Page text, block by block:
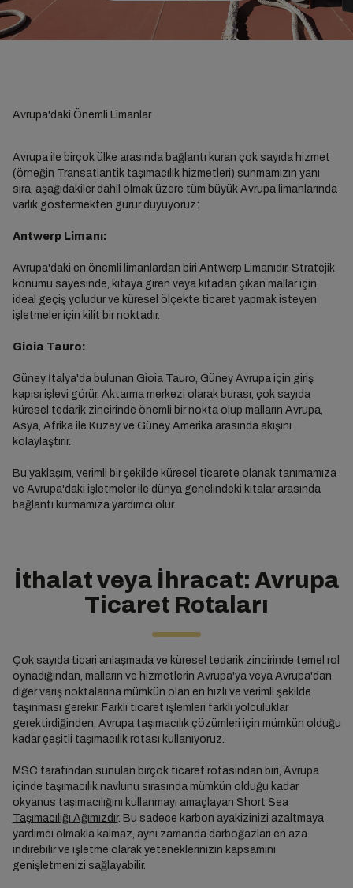
Avrupa'daki Önemli Limanlar
Avrupa ile birçok ülke arasında bağlantı kuran çok sayıda hizmet
(örneğin Transatlantik taşımacılık hizmetleri) sunmamızın yanı
sıra, aşağıdakiler dahil olmak üzere tüm büyük Avrupa limanlarında
varlık göstermekten gurur duyuyoruz:
Antwerp Limanı:
Avrupa'daki en önemli limanlardan biri Antwerp Limanıdır. Stratejik
konumu sayesinde, kıtaya giren veya kıtadan çıkan mallar için
ideal geçiş yoludur ve küresel ölçekte ticaret yapmak isteyen
işletmeler için kilit bir noktadır.
Gioia Tauro:
Güney İtalya'da bulunan Gioia Tauro, Güney Avrupa için giriş
kapısı işlevi görür. Aktarma merkezi olarak burası, çok sayıda
küresel tedarik zincirinde önemli bir nokta olup malların Avrupa,
Asya, Afrika ile Kuzey ve Güney Amerika arasında akışını
kolaylaştırır.
Bu yaklaşım, verimli bir şekilde küresel ticarete olanak tanımamıza
ve Avrupa'daki işletmeler ile dünya genelindeki kıtalar arasında
bağlantı kurmamıza yardımcı olur.
İthalat veya İhracat: Avrupa
Ticaret Rotaları
Çok sayıda ticari anlaşmada ve küresel tedarik zincirinde temel rol
oynadığından, malların ve hizmetlerin Avrupa'ya veya Avrupa'dan
diğer varış noktalarına mümkün olan en hızlı ve verimli şekilde
taşınması gerekir. Farklı ticaret işlemleri farklı yolculuklar
gerektirdiğinden, Avrupa taşımacılık çözümleri için mümkün olduğu
kadar çeşitli taşımacılık rotası kullanıyoruz.
MSC tarafından sunulan birçok ticaret rotasından biri, Avrupa
içinde taşımacılık navlunu sırasında mümkün olduğu kadar
okyanus taşımacılığını kullanmayı amaçlayan Short Sea
Taşımacılığı Ağımızdır. Bu sadece karbon ayakizinizi azaltmaya
yardımcı olmakla kalmaz, aynı zamanda darboğazları en aza
indirebilir ve işletme olarak yeteneklerinizin kapsamını
genişletmenizi sağlayabilir.